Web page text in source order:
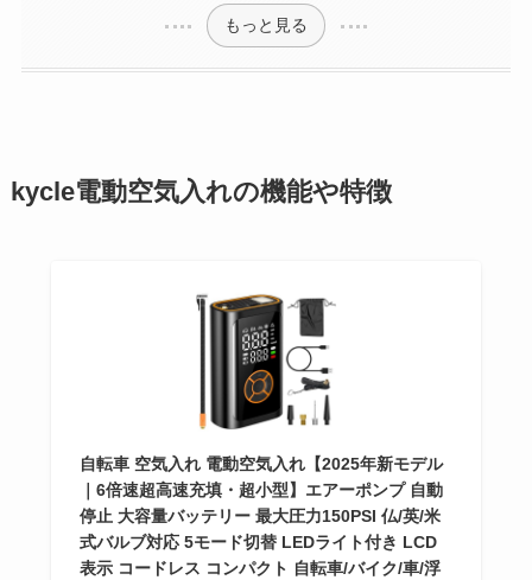
もっと見る
kycle電動空気入れの機能や特徴
自転車 空気入れ 電動空気入れ【2025年新モデル
｜6倍速超高速充填・超小型】エアーポンプ 自動
停止 大容量バッテリー 最大圧力150PSI 仏/英/米
式バルブ対応 5モード切替 LEDライト付き LCD
表示 コードレス コンパクト 自転車/バイク/車/浮